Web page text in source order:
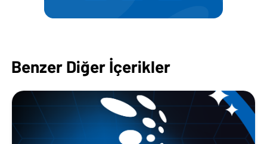
Benzer Diğer İçerikler